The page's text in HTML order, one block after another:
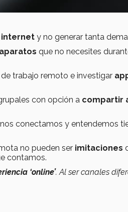
internet y no generar tanta
que no necesites
trabajo remoto e investigar
con opción a compartir
conectamos y entendemos
no pueden ser imitaciones
contamos.
‘online’. Al ser canales